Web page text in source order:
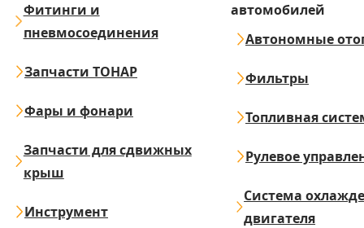
Фитинги и
пневмосоединения
Запчасти ТОНАР
Фары и фонари
Запчасти для сдвижных
крыш
Инструмент
автомобилей
Автономные
Фильтры
Топливная
Рулевое
Система
двигателя